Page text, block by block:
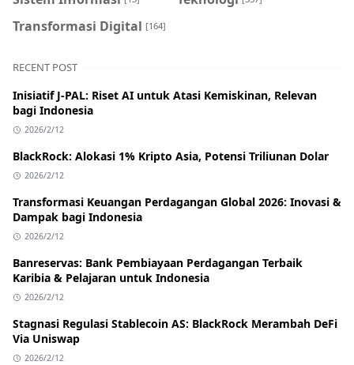
Transformasi Digital [164]
RECENT POST
Inisiatif J-PAL: Riset AI untuk Atasi Kemiskinan, Relevan
bagi Indonesia
2026/2/12
BlackRock: Alokasi 1% Kripto Asia, Potensi Triliunan Dolar
2026/2/12
Transformasi Keuangan Perdagangan Global 2026: Inovasi &
Dampak bagi Indonesia
2026/2/12
Banreservas: Bank Pembiayaan Perdagangan Terbaik
Karibia & Pelajaran untuk Indonesia
2026/2/12
Stagnasi Regulasi Stablecoin AS: BlackRock Merambah DeFi
Via Uniswap
2026/2/12